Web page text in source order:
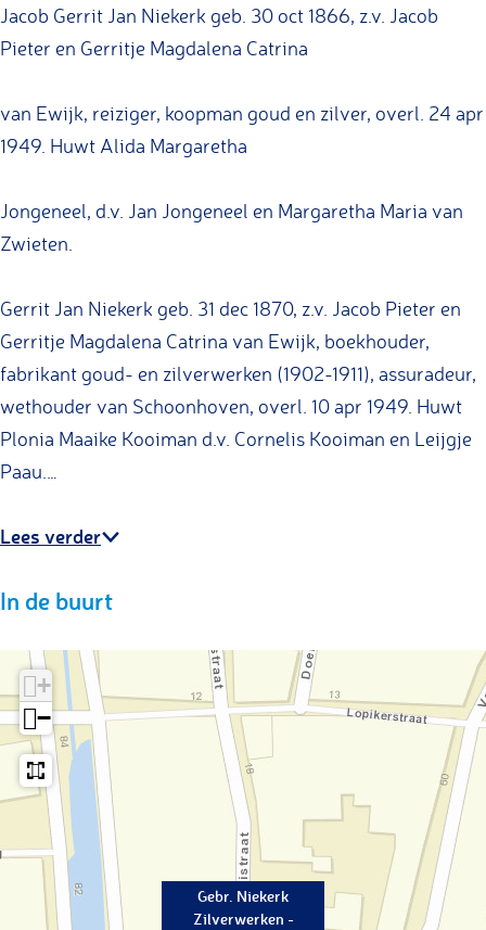
e
r
e
r
e
M
e
e
s
t
v
r
w
r
n
-
M
e
e
e
t
e
n
Jacob Gerrit Jan Niekerk geb. 30 oct 1866, z.v. Jacob
Pieter en Gerritje Magdalena Catrina
van Ewijk, reiziger, koopman goud en zilver, overl. 24 apr
1949. Huwt Alida Margaretha
Jongeneel, d.v. Jan Jongeneel en Margaretha Maria van
Zwieten.
Gerrit Jan Niekerk geb. 31 dec 1870, z.v. Jacob Pieter en
Gerritje Magdalena Catrina van Ewijk, boekhouder,
fabrikant goud- en zilverwerken (1902-1911), assuradeur,
wethouder van Schoonhoven, overl. 10 apr 1949. Huwt
Plonia Maaike Kooiman d.v. Cornelis Kooiman en Leijgje
Paau.…
Lees verder
In de buurt
Gebr. Niekerk
Zilverwerken -
+
−